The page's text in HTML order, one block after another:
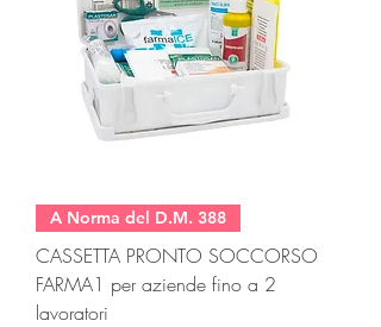
A Norma del D.M. 388
CASSETTA PRONTO SOCCORSO
FARMA1 per aziende fino a 2
lavoratori